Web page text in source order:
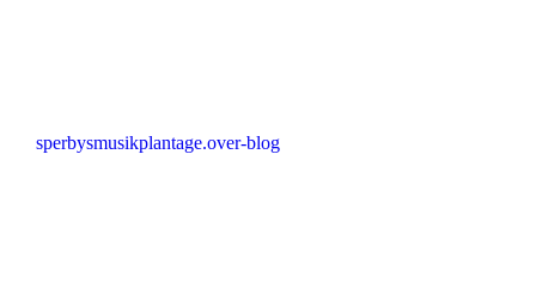
sperbysmusikplantage.over-blog